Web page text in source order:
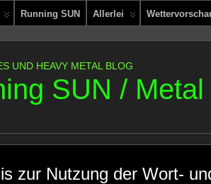
Running SUN Allerlei
UND HEAVY METAL BLOG
SUN / Metal
zur Nutzung der Wort-